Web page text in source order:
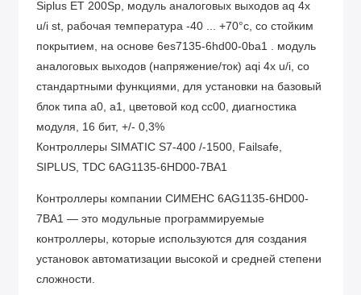
Siplus ET 200Sp, модуль аналоговых выходов aq 4x
u/i st, рабочая температура -40 ... +70°c, со стойким
покрытием, на основе 6es7135-6hd00-0ba1 . модуль
аналоговых выходов (напряжение/ток) aqi 4x u/i, со
стандартными функциями, для установки на базовый
блок типа a0, a1, цветовой код cc00, диагностика
модуля, 16 бит, +/- 0,3%
Контроллеры SIMATIC S7-400 /-1500, Failsafe,
SIPLUS, TDC 6AG1135-6HD00-7BA1
Контроллеры компании СИМЕНС 6AG1135-6HD00-
7BA1 — это модульные программируемые
контроллеры, которые используются для создания
установок автоматизации высокой и средней степени
сложности.